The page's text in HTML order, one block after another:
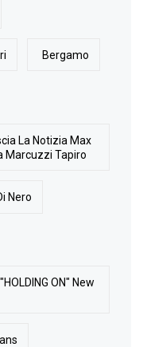
Bergamo
La Notizia Max
Marcuzzi Tapiro
Nero
ON" New